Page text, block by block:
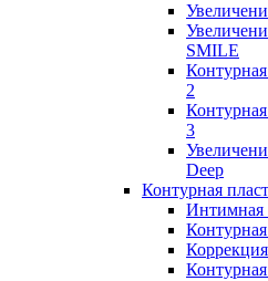
SMILE
2
3
Deep
Контурная
Интимная